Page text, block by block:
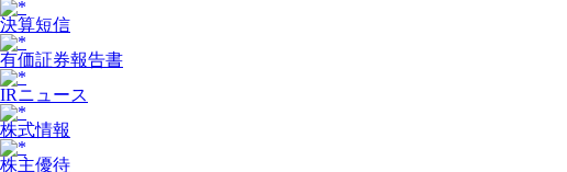
決算短信
有価証券報告書
IRニュース
株式情報
株主優待